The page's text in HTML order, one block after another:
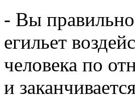
- Вы правильно
егильет
человека по
и